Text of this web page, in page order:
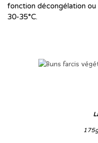
fonction décongélation
30-35°C.